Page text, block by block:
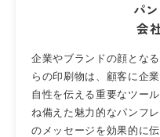
パ
会
企業やブランドの顔とな
らの印刷物は、顧客に企
自性を伝える重要なツー
ね備えた魅力的なパンフ
のメッセージを効果的に伝